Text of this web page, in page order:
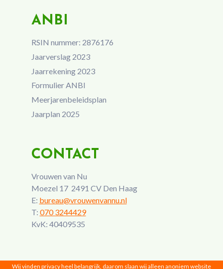
ANBI
RSIN nummer: 2876176
Jaarverslag 2023
Jaarrekening 2023
Formulier ANBI
Meerjarenbeleidsplan
Jaarplan 2025
CONTACT
Vrouwen van Nu
Moezel 17 2491 CV Den Haag
E: bureau@vrouwenvannu.nl
T: 070 3244429
KvK: 40409535
Wij vinden privacy heel belangrijk, daarom slaan wij alleen anoniem website